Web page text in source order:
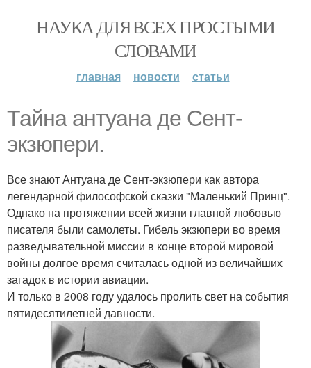
НАУКА ДЛЯ ВСЕХ ПРОСТЫМИ
СЛОВАМИ
главная новости статьи
Тайна антуана де Сент-
экзюпери.
Все знают Антуана де Сент-экзюпери как автора
легендарной философской сказки "Маленький Принц".
Однако на протяжении всей жизни главной любовью
писателя были самолеты. Гибель экзюпери во время
разведывательной миссии в конце второй мировой
войны долгое время считалась одной из величайших
загадок в истории авиации.
И только в 2008 году удалось пролить свет на события
пятидесятилетней давности.